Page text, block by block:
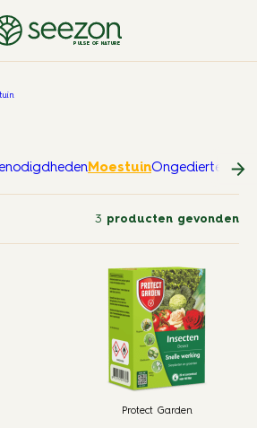
PULSE OF NATURE
MoestuinOngedierte in
3 producten gevonden
Protect Garden